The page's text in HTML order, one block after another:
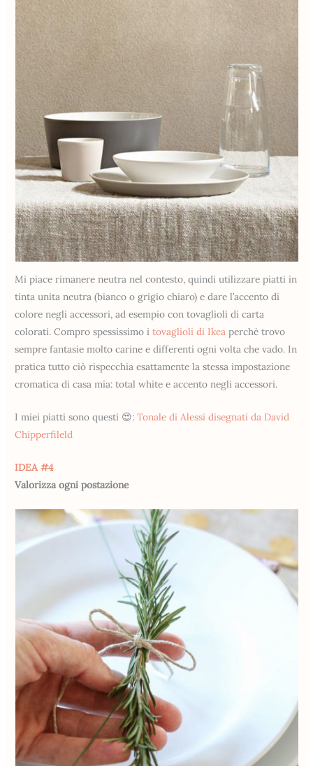
Mi piace rimanere neutra nel contesto, quindi utilizzare piatti in
tinta unita neutra (bianco o grigio chiaro) e dare l’accento di
colore negli accessori, ad esempio con tovaglioli di carta
colorati. Compro spessissimo itovaglioli di Ikea perchè trovo
sempre fantasie molto carine e differenti ogni volta che vado. In
pratica tutto ciò rispecchia esattamente la stessa impostazione
cromatica di casa mia: total white e accento negli accessori.
I miei piatti sono questi 😍:Tonale di Alessi disegnati da David
Chipperfileld
IDEA #4
Valorizza ogni postazione